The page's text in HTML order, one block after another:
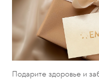
Подарите здоровье и